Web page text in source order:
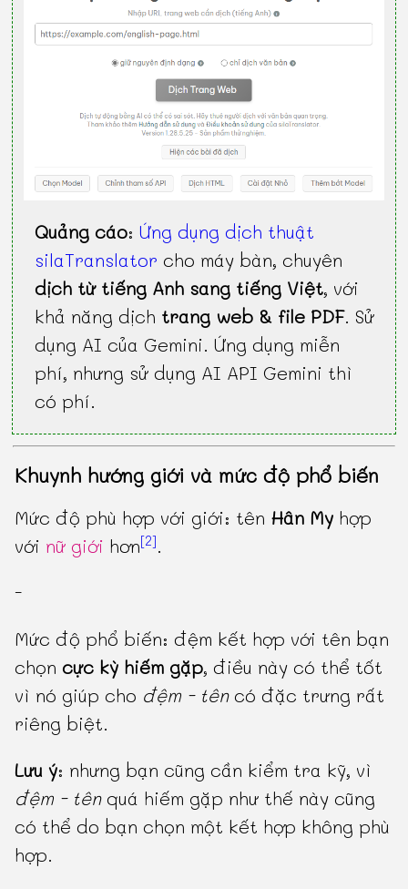
Quảng cáo:Ứng dụng dịch thuật
silaTranslator cho máy bàn, chuyên
dịch từ tiếng Anh sang tiếng Việt, với
khả năng dịch trang web & file PDF. Sử
dụng AI của Gemini. Ứng dụng miễn
phí, nhưng sử dụng AI API Gemini thì
có phí.
Khuynh hướng giới và mức độ phổ biến
Mức độ phù hợp với giới: tên Hân My hợp
với nữ giới hơn[2].
-
Mức độ phổ biến: đệm kết hợp với tên bạn
chọn cực kỳ hiếm gặp, điều này có thể tốt
vì nó giúp cho đệm - têncó đặc trưng rất
riêng biệt.
Lưu ý: nhưng bạn cũng cần kiểm tra kỹ, vì
đệm - tênquá hiếm gặp như thế này cũng
có thể do bạn chọn một kết hợp không phù
hợp.